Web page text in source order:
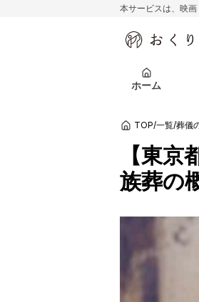
本サービスは、映画
ホーム
会社を知る
北海道エリ
初めての方
会社を知る
関東エリア
北海道エリア
お客様の声
葬儀の知識
TOP/一覧/葬儀
【東
族葬の